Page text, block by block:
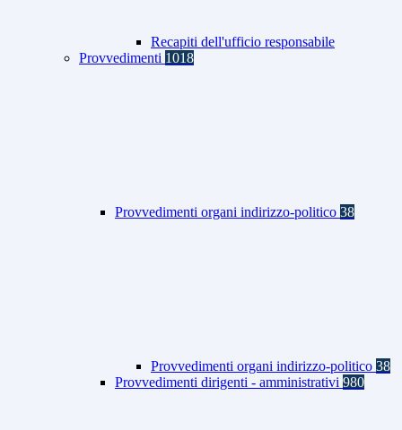
Recapiti dell'ufficio responsabile
Provvedimenti 1018
Provvedimenti organi indirizzo-politico 38
Provvedimenti organi indirizzo-politico 38
Provvedimenti dirigenti - amministrativi 980